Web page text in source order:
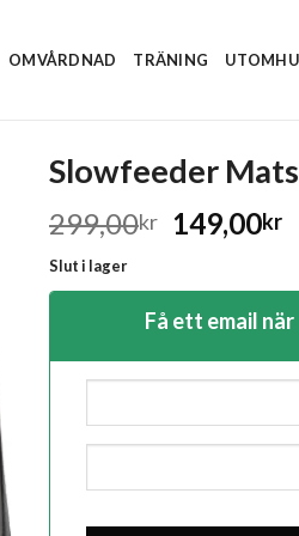
OMVÅRDNAD TRÄNING
Slowfeeder
299,00kr
Det
var:
299,00kr.
149,00kr
Slut i lager
Få ett email